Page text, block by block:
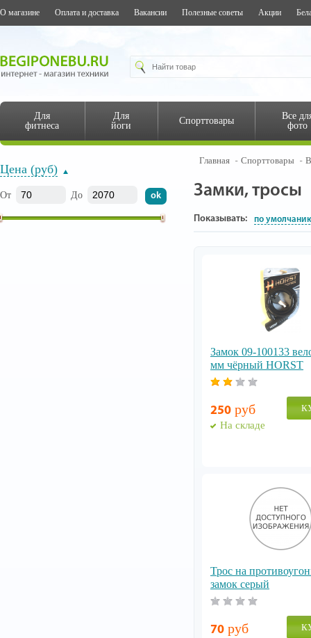
О магазине Оплата и доставка Вакансии Полезные советы Акции
Для
фитнеса
Для
йоги
Спорттовары
Все
фото
Цена (руб)
От До
Главная Спорттовары
Замки, тросы
Показывать: по
Замок 09-100133
мм чёрный HORST
250 руб
На складе
Трос на
замок серый
70 руб